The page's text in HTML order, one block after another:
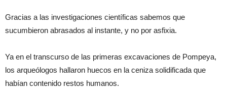
Gracias a las investigaciones científicas sabemos que
sucumbieron abrasados al instante, y no por asfixia.
Ya en el transcurso de las primeras excavaciones de Pompeya,
los arqueólogos hallaron huecos en la ceniza solidificada que
habían contenido restos humanos.